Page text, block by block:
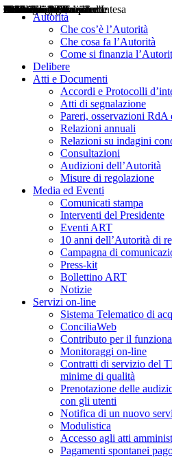
Autorità
Che cos’è l’Autorità
Che cosa fa l’Autorità
Come si finanzia
Delibere
Atti e Documenti
Accordi e Protocolli
Atti di segnalazione
Pareri, osservazioni RdA
Relazioni annuali
Relazioni su indagini
Consultazioni
Audizioni dell’Autorità
Misure di regolazione
Media ed Eventi
Comunicati stampa
Interventi del Presidente
Eventi ART
10 anni dell’Autorità di
Campagna di
Press-kit
Bollettino ART
Notizie
Servizi on-line
Sistema Telematico di
ConciliaWeb
Contributo per il
Monitoraggi on-line
Contratti di servizio del
minime di qualità
Prenotazione delle
con gli utenti
Notifica di un nuovo
Modulistica
Accesso agli atti
Pagamenti spontanei
Delibere
Pareri
Consultazioni
Audizioni
Atti di Segnalazione
Accordi e Protocolli d'Intesa
Relazioni annuali
Misure di regolazione
Notizie
Comunicati Stampa
Bollettini ART
Convegni ART
Interviste del Presidente
Articoli in primo piano
Interventi del Presidente
2004
2005
2010
2013
2014
2015
2016
2017
2018
2019
202
2020
2021
2022
2023
2024
2025
2026
Aereo
Marittimo
Terrestre